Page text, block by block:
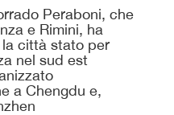
Peraboni, che
e Rimini, ha
città stato per
nel sud est
a Chengdu e,